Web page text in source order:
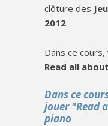
clôture des
2012.
Dans ce
Read all
Dans ce
jouer "Read
piano